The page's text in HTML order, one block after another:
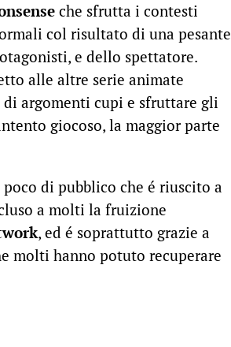
che sfrutta i contesti
col risultato di una pesante
e dello spettatore.
alle altre serie animate
argomenti cupi e sfruttare gli
giocoso, la maggior parte
di pubblico che é riuscito a
a molti la fruizione
, ed é soprattutto grazie a
molti hanno potuto recuperare